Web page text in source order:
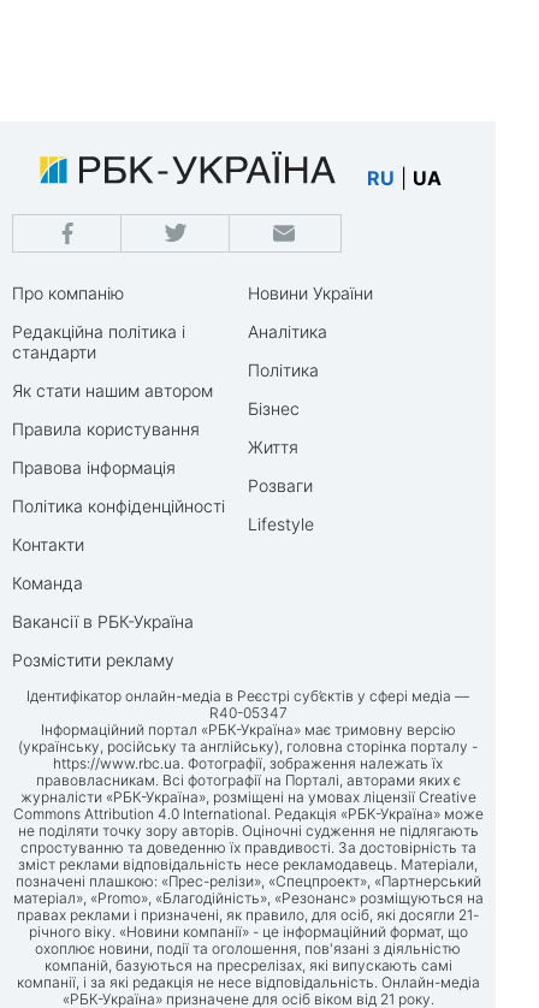
RU UA
Про компанію
Редакційна політика і
стандарти
Як стати нашим автором
Правила користування
Правова інформація
Політика конфіденційності
Контакти
Команда
Вакансії в РБК-Україна
Розмістити рекламу
Новини України
Аналітика
Політика
Бізнес
Життя
Розваги
Lifestyle
Ідентифікатор онлайн-медіа в Реєстрі суб’єктів у сфері медіа —
R40-05347
Інформаційний портал «РБК-Україна» має тримовну версію
(українську, російську та англійську), головна сторінка порталу -
https://www.rbc.ua. Фотографії, зображення належать їх
правовласникам. Всі фотографії на Порталі, авторами яких є
журналісти «РБК-Україна», розміщені на умовах ліцензії Creative
Commons Attribution 4.0 International. Редакція «РБК-Україна» може
не поділяти точку зору авторів. Оціночні судження не підлягають
спростуванню та доведенню їх правдивості. За достовірність та
зміст реклами відповідальність несе рекламодавець. Матеріали,
позначені плашкою: «Прес-релізи», «Спецпроект», «Партнерський
матеріал», «Promo», «Благодійність», «Резонанс» розміщуються на
правах реклами і призначені, як правило, для осіб, які досягли 21-
річного віку. «Новини компанії» - це інформаційний формат, що
охоплює новини, події та оголошення, пов'язані з діяльністю
компаній, базуються на пресрелізах, які випускають самі
компанії, і за які редакція не несе відповідальність. Онлайн-медіа
«РБК-Україна» призначене для осіб віком від 21 року.